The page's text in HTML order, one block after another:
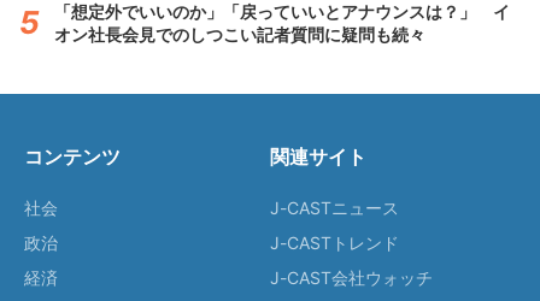
「想定外でいいのか」「戻っていいとアナウンスは？」 イ
オン社長会見でのしつこい記者質問に疑問も続々
コンテンツ
社会
政治
経済
関連サイト
J-CASTニュース
J-CASTトレンド
J-CAST会社ウォッチ